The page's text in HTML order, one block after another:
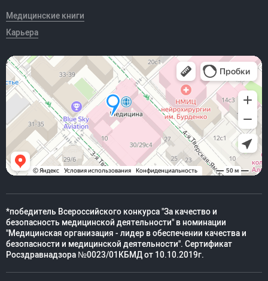
Медицинские книги
Карьера
*победитель Всероссийского конкурса "За качество и
безопасность медицинской деятельности" в номинации
"Медицинская организация - лидер в обеспечении качества и
безопасности и медицинской деятельности". Сертификат
Росздравнадзора №0023/01КБМД от 10.10.2019г.